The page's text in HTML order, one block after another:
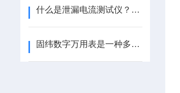
什么是泄漏电流测试仪？分为哪几种测试？
固纬数字万用表是一种多用途电子测量仪器